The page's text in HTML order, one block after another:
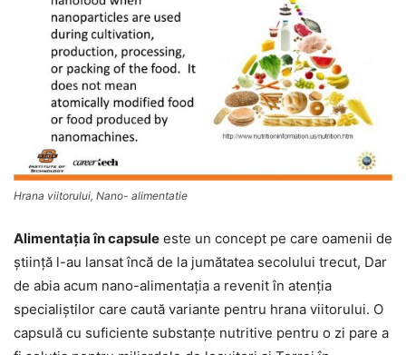
Hrana viitorului, Nano- alimentatie
Alimentaţia în capsule este un concept pe care oamenii de
ştiinţă l-au lansat încă de la jumătatea secolului trecut, Dar
de abia acum nano-alimentaţia a revenit în atenţia
specialiştilor care caută variante pentru hrana viitorului. O
capsulă cu suficiente substanţe nutritive pentru o zi pare a